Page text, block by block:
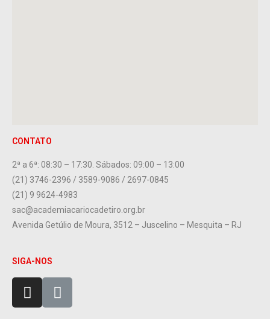
CONTATO
2ª a 6ª: 08:30 – 17:30. Sábados: 09:00 – 13:00
(21) 3746-2396 / 3589-9086 / 2697-0845
(21) 9 9624-4983
sac@academiacariocadetiro.org.br
Avenida Getúlio de Moura, 3512 – Juscelino – Mesquita – RJ
SIGA-NOS